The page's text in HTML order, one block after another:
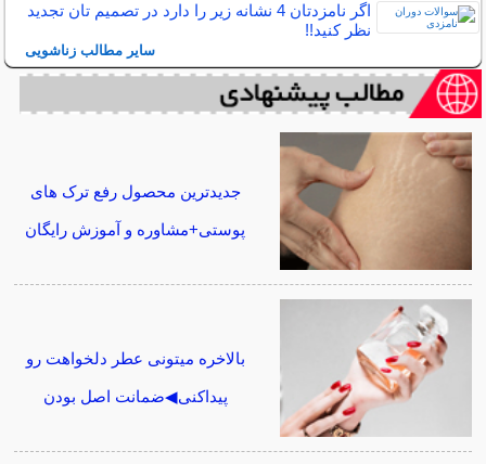
اگر نامزدتان 4 نشانه زیر را دارد در تصمیم تان تجدید
نظر کنید!!
سایر مطالب زناشویی
جدیدترین محصول رفع ترک های
پوستی+مشاوره و آموزش رایگان
بالاخره میتونی عطر دلخواهت رو
پیداکنی◀ضمانت اصل بودن